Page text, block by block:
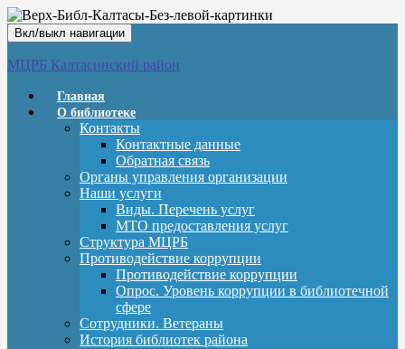
Вкл/выкл навигации
МЦРБ Калтасинский район
Главная
О библиотеке
Контакты
Контактные данные
Обратная связь
Органы управления организации
Наши услуги
Виды. Перечень услуг
МТО предоставления услуг
Структура МЦРБ
Противодействие коррупции
Противодействие коррупции
Опрос. Уровень коррупции в библиотечной
сфере
Сотрудники. Ветераны
История библиотек района